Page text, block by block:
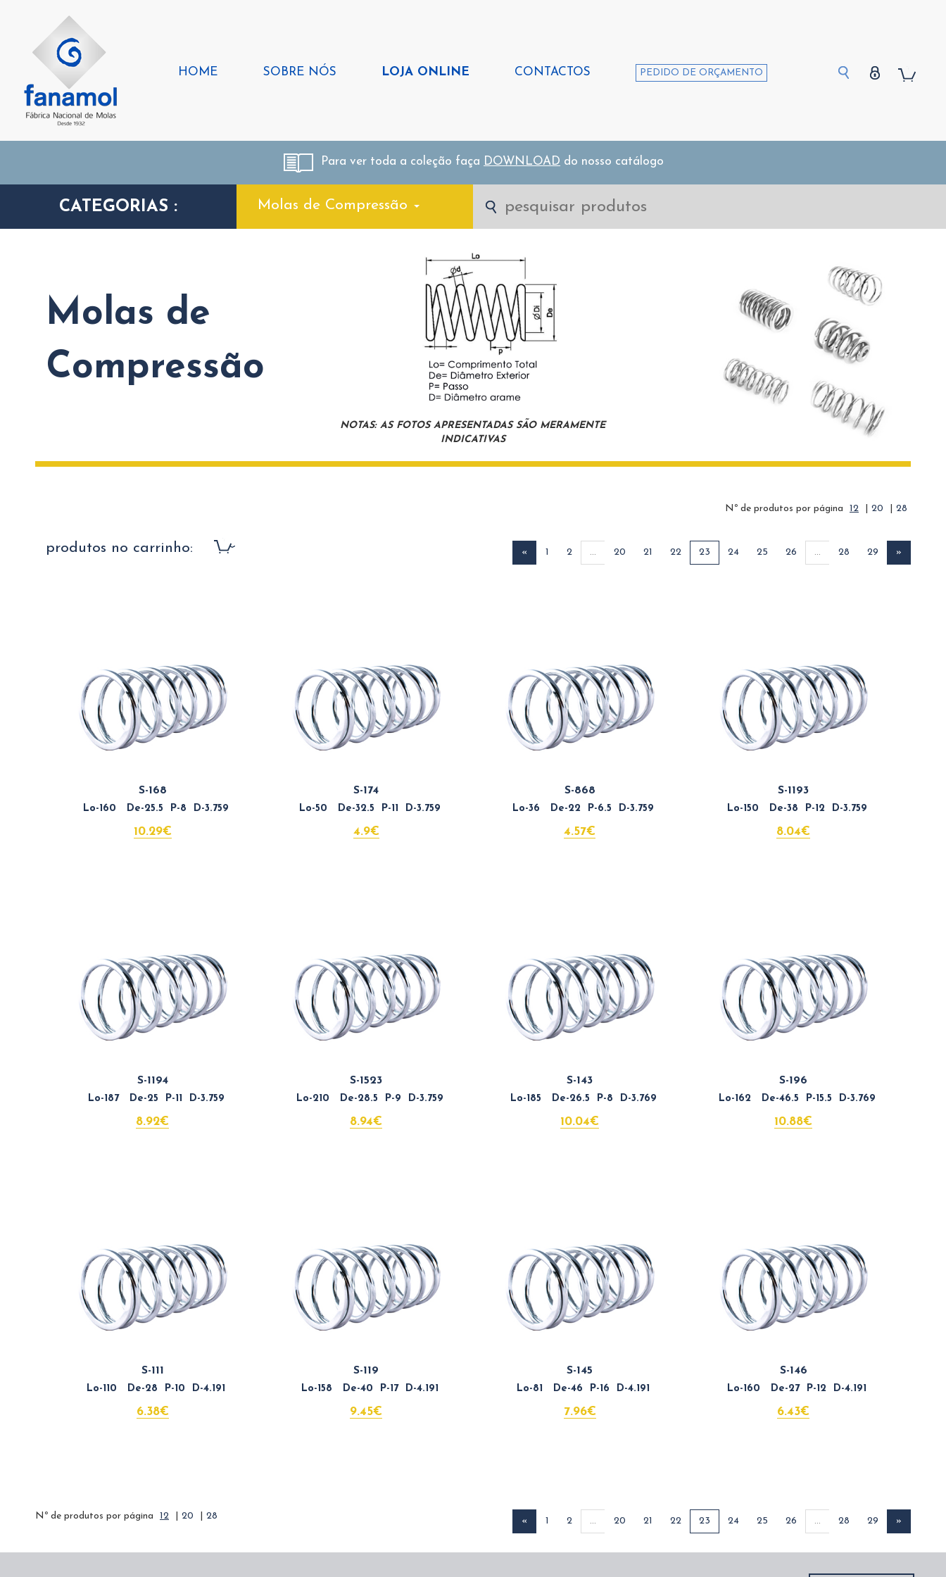
HOME SOBRE NÓS LOJA ONLINE CONTACTOS PEDIDO DE ORÇAMENTO
Para ver toda a coleção faça DOWNLOAD do nosso catálogo
CATEGORIAS : Molas de Compressão
Molas de
Compressão
NOTAS: AS FOTOS APRESENTADAS SÃO MERAMENTE
INDICATIVAS
Nº de produtos por página 12 20 28
produtos no carrinho: « 1 2 ... 20 21 22 23 24 25 26 ... 28 29 »
S-168
Lo-160 De-25.5 P-8 D-3.759
10.29€
S-174
Lo-50 De-32.5 P-11 D-3.759
4.9€
S-868
Lo-36 De-22 P-6.5 D-3.759
4.57€
S-1193
Lo-150 De-38 P-12 D-3.759
8.04€
S-1194
Lo-187 De-25 P-11 D-3.759
8.92€
S-1523
Lo-210 De-28.5 P-9 D-3.759
8.94€
S-143
Lo-185 De-26.5 P-8 D-3.769
10.04€
S-196
Lo-162 De-46.5 P-15.5 D-3.769
10.88€
S-111
Lo-110 De-28 P-10 D-4.191
6.38€
S-119
Lo-158 De-40 P-17 D-4.191
9.45€
S-145
Lo-81 De-46 P-16 D-4.191
7.96€
S-146
Lo-160 De-27 P-12 D-4.191
6.43€
Nº de produtos por página 12 20 28 « 1 2 ... 20 21 22 23 24 25 26 ... 28 29 »